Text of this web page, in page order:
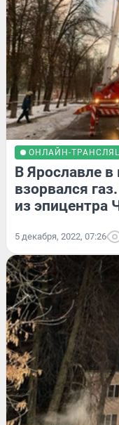
ОНЛАЙН-
В Ярославле
взорвался
из эпицентра
5 декабря, 2022, 07:26